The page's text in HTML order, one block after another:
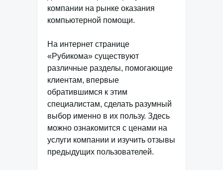
компании на рынке оказания
компьютерной помощи.
На интернет странице
«Рубикома» существуют
различные разделы, помогающие
клиентам, впервые
обратившимся к этим
специалистам, сделать разумный
выбор именно в их пользу. Здесь
можно ознакомится с ценами на
услуги компании и изучить отзывы
предыдущих пользователей.